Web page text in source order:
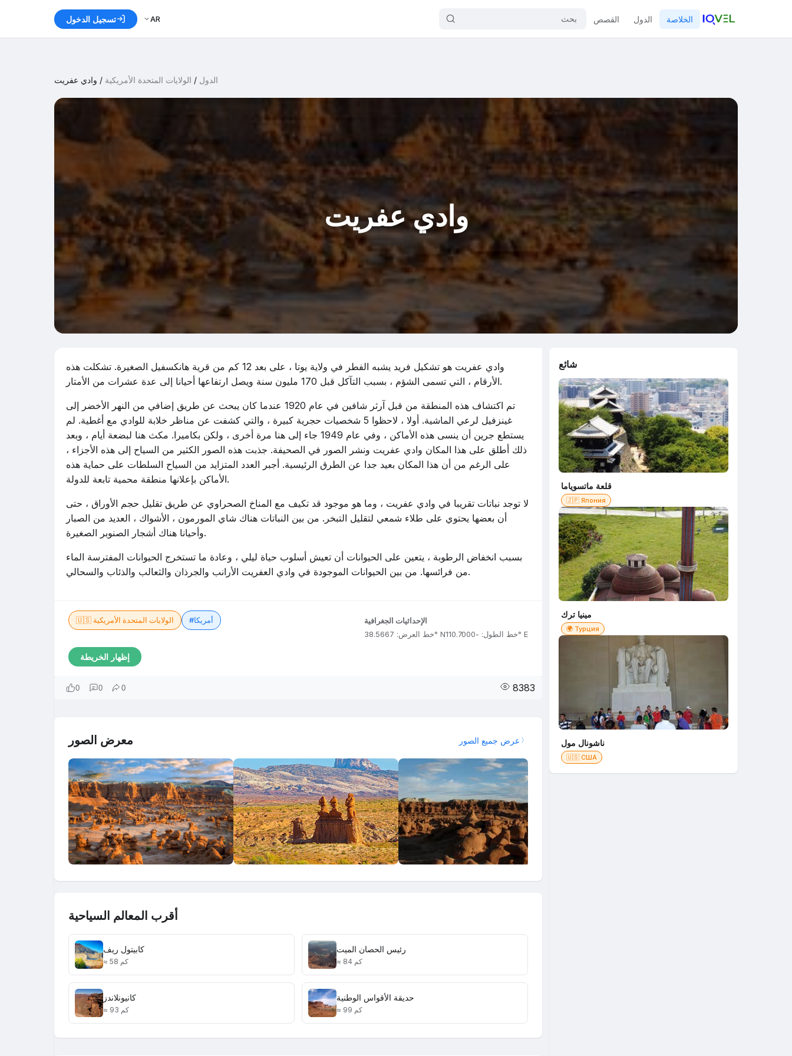
الخلاصة الدول القصص AR تسجيل الدخول
الدول / الولايات المتحدة الأمريكية / وادي عفريت
وادي عفريت
وادي عفريت هو تشكيل فريد يشبه الفطر في ولاية يوتا ، على بعد 12 كم من قرية هانكسفيل الصغيرة. تشكلت هذه
الأرقام ، التي تسمى الشؤم ، بسبب التآكل قبل 170 مليون سنة ويصل ارتفاعها أحيانا إلى عدة عشرات من الأمتار.
تم اكتشاف هذه المنطقة من قبل آرثر شافين في عام 1920 عندما كان يبحث عن طريق إضافي من النهر الأخضر إلى
غينزفيل لرعي الماشية. أولا ، لاحظوا 5 شخصيات حجرية كبيرة ، والتي كشفت عن مناظر خلابة للوادي مع أغطية. لم
يستطع جرين أن ينسى هذه الأماكن ، وفي عام 1949 جاء إلى هنا مرة أخرى ، ولكن بكاميرا. مكث هنا لبضعة أيام ، وبعد
ذلك أطلق على هذا المكان وادي عفريت ونشر الصور في الصحيفة. جذبت هذه الصور الكثير من السياح إلى هذه الأجزاء ،
على الرغم من أن هذا المكان بعيد جدا عن الطرق الرئيسية. أجبر العدد المتزايد من السياح السلطات على حماية هذه
الأماكن بإعلانها منطقة محمية تابعة للدولة.
لا توجد نباتات تقريبا في وادي عفريت ، وما هو موجود قد تكيف مع المناخ الصحراوي عن طريق تقليل حجم الأوراق ، حتى
أن بعضها يحتوي على طلاء شمعي لتقليل التبخر. من بين النباتات هناك شاي المورمون ، الأشواك ، العديد من الصبار
وأحيانا هناك أشجار الصنوبر الصغيرة.
بسبب انخفاض الرطوبة ، يتعين على الحيوانات أن تعيش أسلوب حياة ليلي ، وعادة ما تستخرج الحيوانات المفترسة الماء
من فرائسها. من بين الحيوانات الموجودة في وادي العفريت الأرانب والجرذان والثعالب والذئاب والسحالي.
🇺🇸 الولايات المتحدة الأمريكية #أمريكا
الإحداثيات الجغرافية
خط العرض: 38.5667° N
خط الطول: -110.7000° E
إظهار الخريطة
0 0 0 8383
معرض الصور عرض جميع الصور
أقرب المعالم السياحية
كابيتول ريف
≈ 58 كم
رئيس الحصان الميت
≈ 84 كم
كانيونلاندز
≈ 93 كم
حديقة الأقواس الوطنية
≈ 99 كم
شائع
قلعة ماتسوياما
🇯🇵 Япония
مينيا ترك
🌍 Турция
ناشونال مول
🇺🇸 США